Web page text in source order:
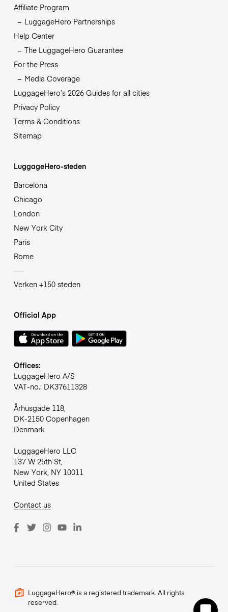
Affiliate Program
LuggageHero Partnerships
Help Center
The LuggageHero Guarantee
For the Press
Media Coverage
LuggageHero’s 2026 Guides for all cities
Privacy Policy
Terms & Conditions
Sitemap
LuggageHero-steden
Barcelona
Chicago
London
New York City
Paris
Rome
Verken +150 steden
Official App
Offices:
LuggageHero A/S
VAT-no.: DK37611328
Århusgade 118,
DK-2150 Copenhagen
Denmark
LuggageHero LLC
137 W 25th St,
New York, NY 10011
United States
Contact us
LuggageHero® is a registered trademark. All rights
reserved.